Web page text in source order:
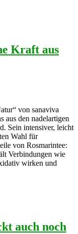
Kraft aus
von sanaviva
aus den nadelartigen
Sein intensiver, leicht
Wahl für
von Rosmarintee:
Verbindungen wie
wirken und
auch noch